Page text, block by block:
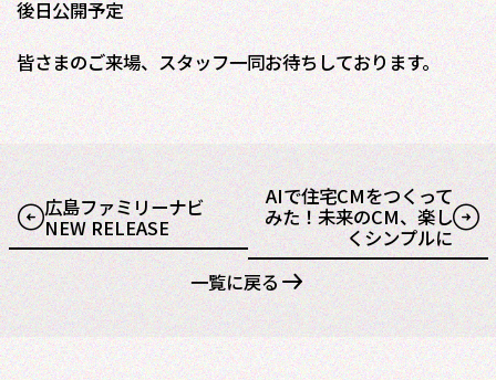
後日公開予定
皆さまのご来場、スタッフ一同お待ちしております。
広島ファミリーナビ
NEW RELEASE
AIで住宅CMをつくって
みた！未来のCM、楽し
くシンプルに
一覧に戻る